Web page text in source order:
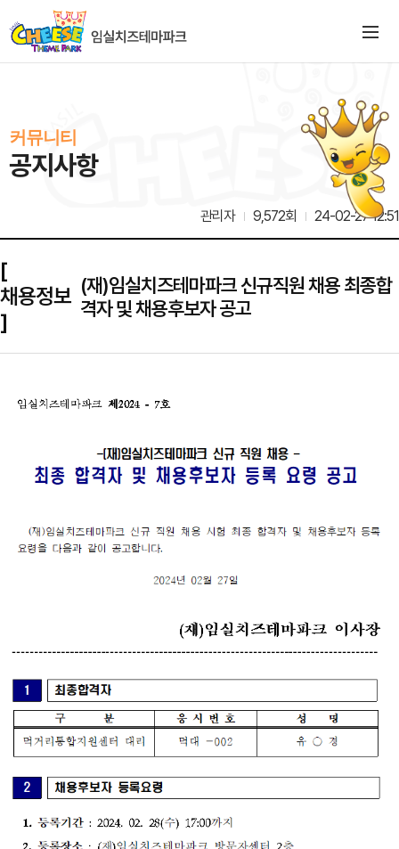
커뮤니티
공지사항
관리자 9,572회 24-02-27 12:51
[
채용정보
]
(재)임실치즈테마파크 신규직원 채용 최종합
격자 및 채용후보자 공고